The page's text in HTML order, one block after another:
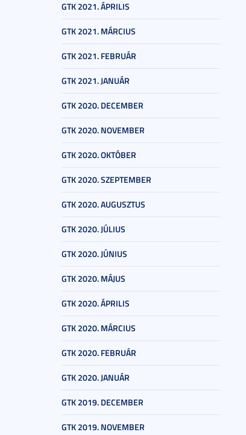
GTK 2021. ÁPRILIS
GTK 2021. MÁRCIUS
GTK 2021. FEBRUÁR
GTK 2021. JANUÁR
GTK 2020. DECEMBER
GTK 2020. NOVEMBER
GTK 2020. OKTÓBER
GTK 2020. SZEPTEMBER
GTK 2020. AUGUSZTUS
GTK 2020. JÚLIUS
GTK 2020. JÚNIUS
GTK 2020. MÁJUS
GTK 2020. ÁPRILIS
GTK 2020. MÁRCIUS
GTK 2020. FEBRUÁR
GTK 2020. JANUÁR
GTK 2019. DECEMBER
GTK 2019. NOVEMBER